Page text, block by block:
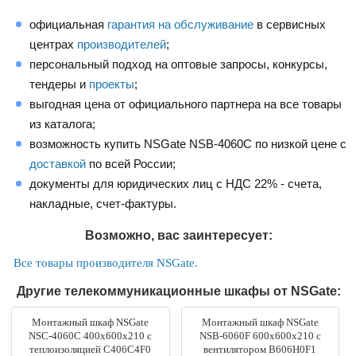
официальная гарантия на обслуживание в сервисных
центрах производителей;
персональный подход на оптовые запросы, конкурсы,
тендеры и проекты;
выгодная цена от официального партнера на все товары
из каталога;
возможность купить NSGate NSB-4060C по низкой цене с
доставкой по всей России;
документы для юридических лиц с НДС 22% - счета,
накладные, счет-фактуры.
Возможно, вас заинтересует:
Все товары производителя NSGate.
Другие телекоммуникационные шкафы от NSGate:
Монтажный шкаф NSGate
NSC-4060C 400x600x210 с
теплоизоляцией C406C4F0
Монтажный шкаф NSGate
NSB-6060F 600x600x210 с
вентилятором B606H0F1